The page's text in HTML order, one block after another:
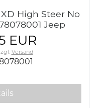
High Steer No
Jeep
EUR
Versand